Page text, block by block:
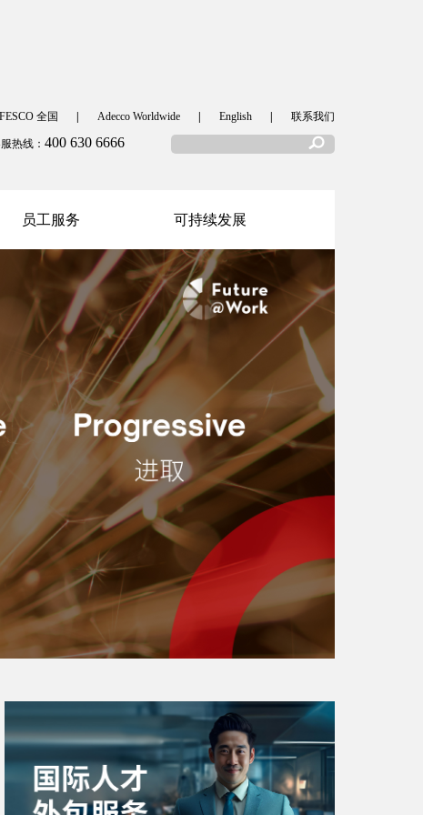
FESCO 全国 Adecco Worldwide English 联系我们
热线： 400 630 6666
员工服务 可持续发展